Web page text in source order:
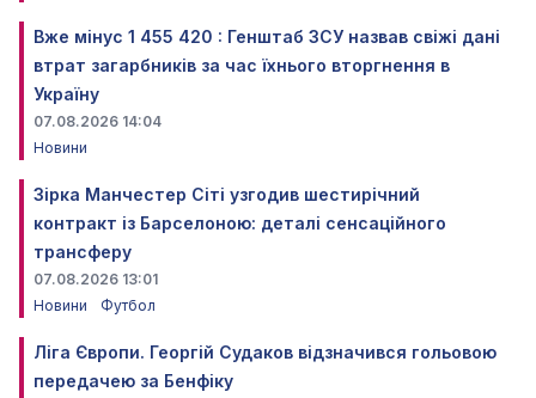
Вже мінус 1 455 420 : Генштаб ЗСУ назвав свіжі дані
втрат загарбників за час їхнього вторгнення в
Україну
07.08.2026 14:04
Новини
Зірка Манчестер Сіті узгодив шестирічний
контракт із Барселоною: деталі сенсаційного
трансферу
07.08.2026 13:01
Новини
Футбол
Ліга Європи. Георгій Судаков відзначився гольовою
передачею за Бенфіку